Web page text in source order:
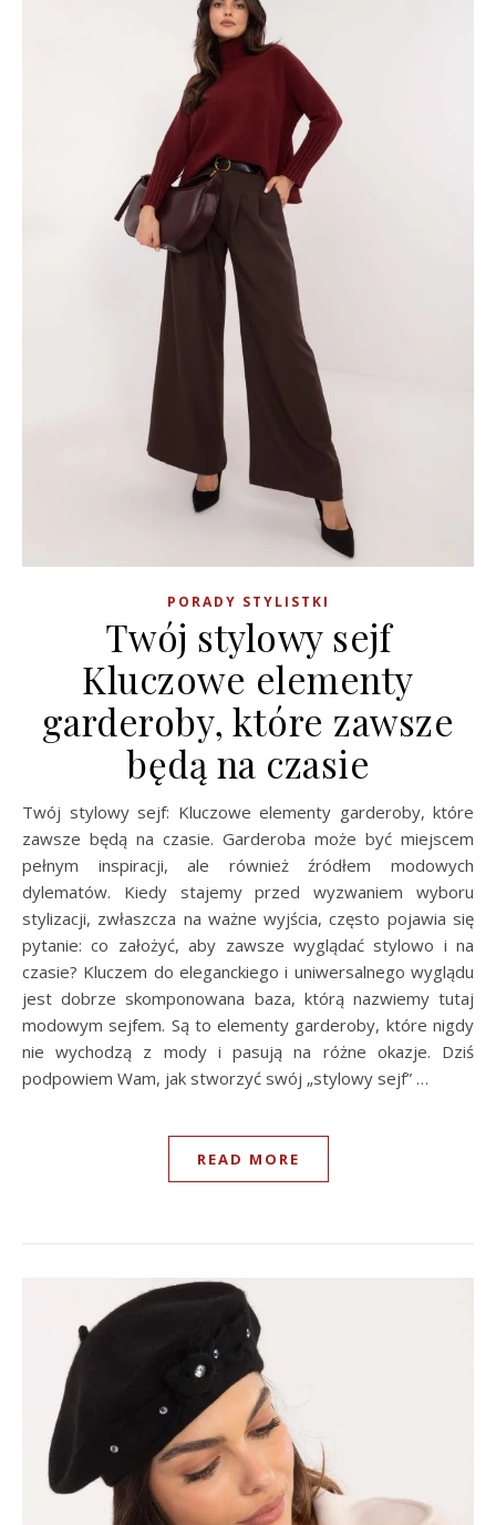
PORADY STYLISTKI
Twój stylowy sejf
Kluczowe elementy
garderoby, które zawsze
będą na czasie
Twój stylowy sejf: Kluczowe elementy garderoby, które
zawsze będą na czasie. Garderoba może być miejscem
pełnym inspiracji, ale również źródłem modowych
dylematów. Kiedy stajemy przed wyzwaniem wyboru
stylizacji, zwłaszcza na ważne wyjścia, często pojawia się
pytanie: co założyć, aby zawsze wyglądać stylowo i na
czasie? Kluczem do eleganckiego i uniwersalnego wyglądu
jest dobrze skomponowana baza, którą nazwiemy tutaj
modowym sejfem. Są to elementy garderoby, które nigdy
nie wychodzą z mody i pasują na różne okazje. Dziś
podpowiem Wam, jak stworzyć swój „stylowy sejf” …
READ MORE